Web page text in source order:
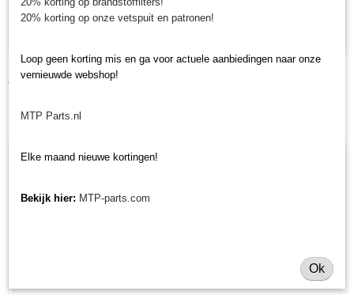
Maaiermes Muratori MR-180, MRP1-180, MR ID-180
€ 41,18
20% korting op onze vetspuit en patronen!
Loop geen korting mis en ga voor actuele aanbiedingen naar onze
vernieuwde webshop!
MTP Parts.nl
Elke maand nieuwe kortingen!
Bekijk hier: MTP-parts.com
Ok